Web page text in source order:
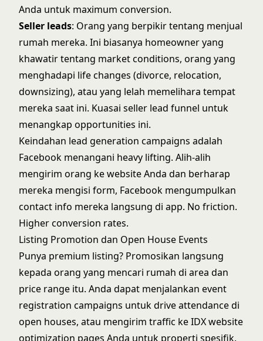
Anda untuk maximum conversion.
Seller leads: Orang yang berpikir tentang menjual
rumah mereka. Ini biasanya homeowner yang
khawatir tentang market conditions, orang yang
menghadapi life changes (divorce, relocation,
downsizing), atau yang lelah memelihara tempat
mereka saat ini. Kuasai seller lead funnel untuk
menangkap opportunities ini.
Keindahan lead generation campaigns adalah
Facebook menangani heavy lifting. Alih-alih
mengirim orang ke website Anda dan berharap
mereka mengisi form, Facebook mengumpulkan
contact info mereka langsung di app. No friction.
Higher conversion rates.
Listing Promotion dan Open House Events
Punya premium listing? Promosikan langsung
kepada orang yang mencari rumah di area dan
price range itu. Anda dapat menjalankan event
registration campaigns untuk drive attendance di
open houses, atau mengirim traffic keIDX website
optimization pages Anda untuk properti spesifik.